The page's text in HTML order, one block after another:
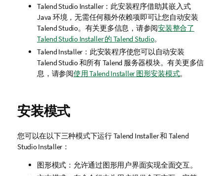
Talend Studio Installer：此安装程序借助其嵌入式
Java 环境，无需任何额外依赖项即可让您自动安装
Talend Studio。有关更多信息，请参阅安装整合了
Talend Studio Installer 的 Talend Studio。
Talend Installer：此安装程序使您可以自动安装
Talend Studio和所有Talend 服务器模块。有关更多信
息，请参阅使用 Talend Installer 图形安装模式。
安装模式
您可以在以下三种模式下运行Talend Installer和 Talend
Studio Installer：
图形模式：允许通过图形用户界面实现全面交互。